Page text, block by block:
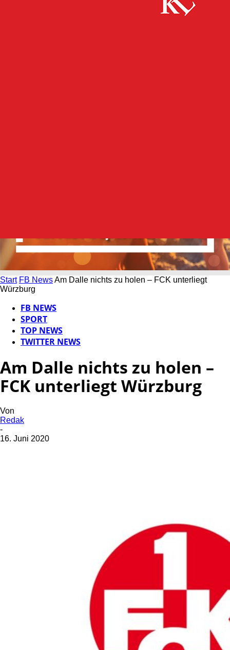
Start FB NewsAm Dalle nichts zu holen – FCK unterliegt
Würzburg
FB NEWS
SPORT
TOP NEWS
TWITTER NEWS
Am Dalle nichts zu holen –
FCK unterliegt Würzburg
Von
Redak
-
16. Juni 2020